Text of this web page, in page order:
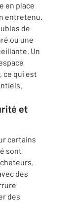
en place
entretenu.
de
ou une
Un
ce qui est
et
certains
sont
des
des